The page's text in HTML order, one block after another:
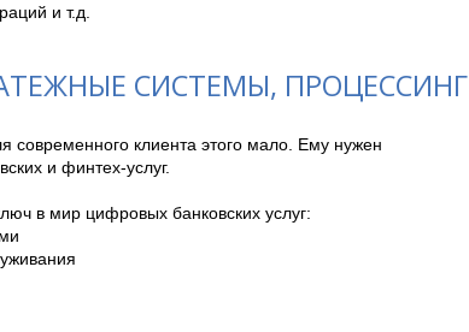
и т.д.
СИСТЕМЫ, ПРОЦЕССИНГ
современного клиента этого мало. Ему нужен
и финтех-услуг.
в мир цифровых банковских услуг: